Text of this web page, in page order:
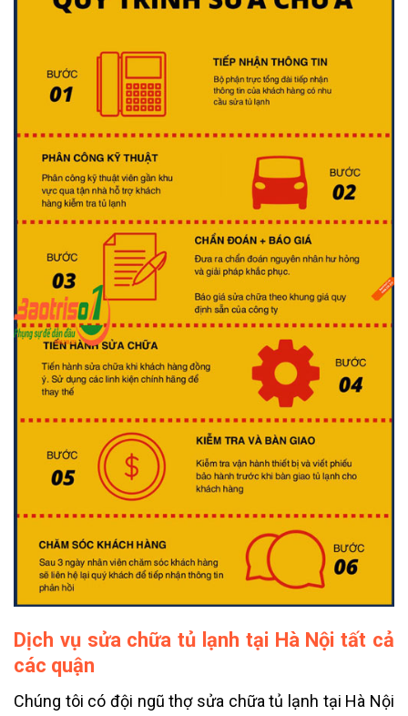
Dịch vụ sửa chữa tủ lạnh tại Hà Nội tất cả
các quận
Chúng tôi có đội ngũ thợ sửa chữa tủ lạnh tại Hà Nội